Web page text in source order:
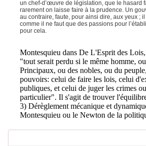
un chef-d’œuvre de législation, que le hasard
rarement on laisse faire à la prudence. Un
au contraire, faute, pour ainsi dire, aux yeux ;
comme il ne faut que des passions pour
pour cela.
Montesquieu dans De L'Esprit des
"tout serait perdu si le même homme,
Principaux, ou des nobles, ou du
pouvoirs: celui de faire les lois, celui
publiques, et celui de juger les crimes
particulier". Il s'agit de trouver
3) Dérèglement mécanique et
Montesquieu ou le Newton de la